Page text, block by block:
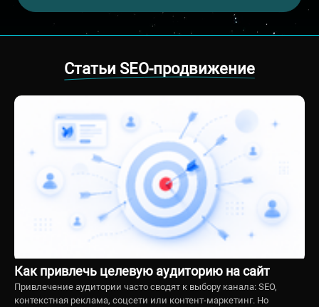
Статьи SEO-продвижение
Как привлечь целевую аудиторию на сайт
Привлечение аудитории часто сводят к выбору канала: SEO,
контекстная реклама, соцсети или контент-маркетинг. Но